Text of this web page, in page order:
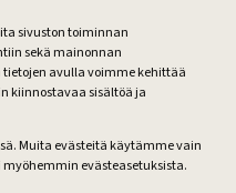
sivuston toiminnan
sekä mainonnan
avulla voimme kehittää
kiinnostavaa sisältöä ja
Muita evästeitä käytämme vain
evästeasetuksista.